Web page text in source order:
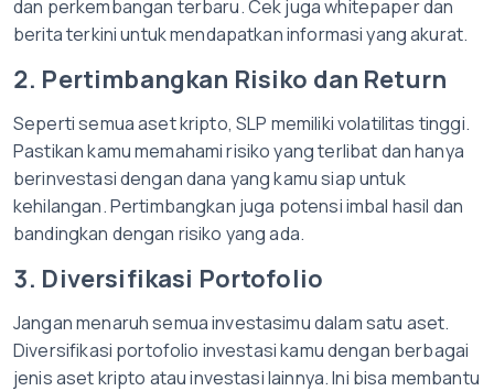
dan perkembangan terbaru. Cek juga whitepaper dan
berita terkini untuk mendapatkan informasi yang akurat.
2. Pertimbangkan Risiko dan Return
Seperti semua aset kripto, SLP memiliki volatilitas tinggi.
Pastikan kamu memahami risiko yang terlibat dan hanya
berinvestasi dengan dana yang kamu siap untuk
kehilangan. Pertimbangkan juga potensi imbal hasil dan
bandingkan dengan risiko yang ada.
3. Diversifikasi Portofolio
Jangan menaruh semua investasimu dalam satu aset.
Diversifikasi portofolio investasi kamu dengan berbagai
jenis aset kripto atau investasi lainnya. Ini bisa membantu